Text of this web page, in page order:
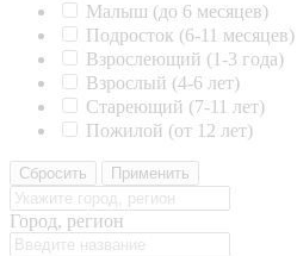
Малыш (до 6 месяцев)
Подросток (6-11 месяцев)
Взрослеющий (1-3 года)
Взрослый (4-6 лет)
Стареющий (7-11 лет)
Пожилой (от 12 лет)
Сбросить Применить
Город, регион